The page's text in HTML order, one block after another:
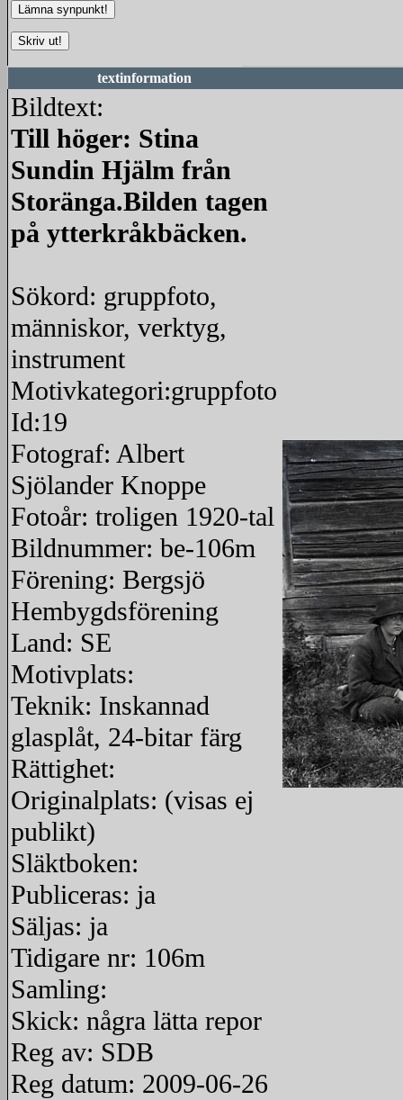
textinformation
Bildtext:
Till höger: Stina
Sundin Hjälm från
Storänga.Bilden tagen
på ytterkråkbäcken.
Sökord: gruppfoto,
människor, verktyg,
instrument
Motivkategori:gruppfoto
Id:19
Fotograf: Albert
Sjölander Knoppe
Fotoår: troligen 1920-tal
Bildnummer: be-106m
Förening: Bergsjö
Hembygdsförening
Land: SE
Motivplats:
Teknik: Inskannad
glasplåt, 24-bitar färg
Rättighet:
Originalplats: (visas ej
publikt)
Släktboken:
Publiceras: ja
Säljas: ja
Tidigare nr: 106m
Samling:
Skick: några lätta repor
Reg av: SDB
Reg datum: 2009-06-26